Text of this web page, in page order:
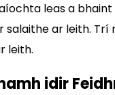
leas a
ar leith.
leith.
idir